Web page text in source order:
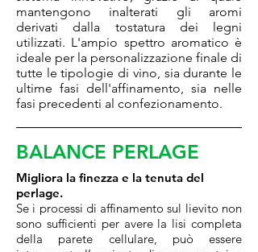
mantengono inalterati gli aromi
derivati dalla tostatura dei legni
utilizzati. L'ampio spettro aromatico è
ideale per la personalizzazione finale di
tutte le tipologie di vino, sia durante le
ultime fasi dell'affinamento, sia nelle
fasi precedenti al confezionamento.
BALANCE PERLAGE
Migliora la finezza e la tenuta del
perlage.
Se i processi di affinamento sul lievito non
sono sufficienti per avere la lisi completa
della parete cellulare, può essere